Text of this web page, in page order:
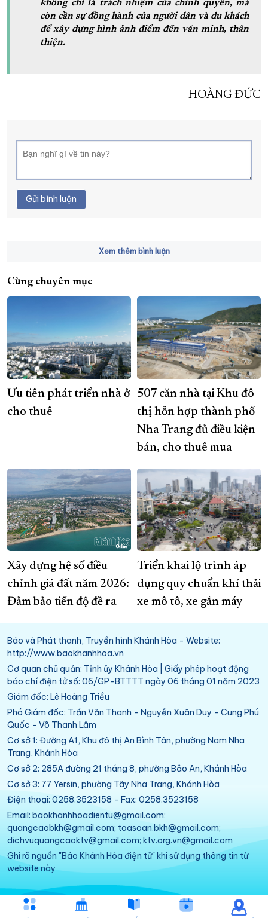
không chỉ là trách nhiệm của chính quyền, mà
còn cần sự đồng hành của người dân và du khách
để xây dựng hình ảnh điểm đến văn minh, thân
thiện.
HOÀNG ĐỨC
Gửi bình luận
Xem thêm bình luận
Cùng chuyên mục
Ưu tiên phát triển nhà ở
cho thuê
507 căn nhà tại Khu đô
thị hỗn hợp thành phố
Nha Trang đủ điều kiện
bán, cho thuê mua
Xây dựng hệ số điều
chỉnh giá đất năm 2026:
Đảm bảo tiến độ đề ra
Triển khai lộ trình áp
dụng quy chuẩn khí thải
xe mô tô, xe gắn máy
Báo và Phát thanh, Truyền hình Khánh Hòa - Website:
http://www.baokhanhhoa.vn
Cơ quan chủ quản: Tỉnh ủy Khánh Hòa | Giấy phép hoạt động
báo chí điện tử số: 06/GP-BTTTT ngày 06 tháng 01 năm 2023
Giám đốc: Lê Hoàng Triều
Phó Giám đốc: Trần Văn Thanh - Nguyễn Xuân Duy - Cung Phú
Quốc - Võ Thanh Lâm
Cơ sở 1: Đường A1, Khu đô thị An Bình Tân, phường Nam Nha
Trang, Khánh Hòa
Cơ sở 2: 285A đường 21 tháng 8, phường Bảo An, Khánh Hòa
Cơ sở 3: 77 Yersin, phường Tây Nha Trang, Khánh Hòa
Điện thoại: 0258.3523158 - Fax: 0258.3523158
Email: baokhanhhoadientu@gmail.com;
quangcaobkh@gmail.com; toasoan.bkh@gmail.com;
dichvuquangcaoktv@gmail.com; ktv.org.vn@gmail.com
Ghi rõ nguồn "Báo Khánh Hòa điện tử" khi sử dụng thông tin từ
website này